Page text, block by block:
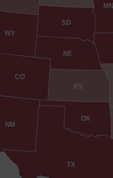
CO
KS
MN
NE
NM
OK
SD
TX
WY